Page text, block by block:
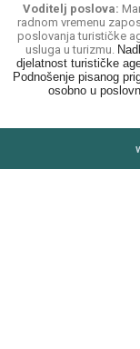
Voditelj poslova:
radnom vremenu
poslovanja turističke
usluga u turizmu.
djelatnost turističke
Podnošenje pisanog
osobno u